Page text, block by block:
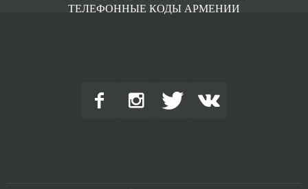
ТЕЛЕФОННЫЕ КОДЫ АРМЕНИИ